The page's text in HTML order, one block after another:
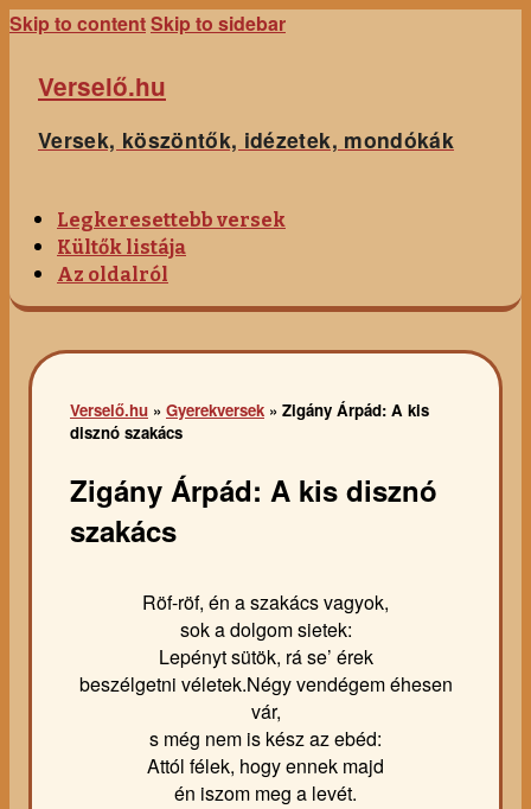
Skip to contentSkip to sidebar
Verselő.hu
Versek, köszöntők, idézetek, mondókák
Legkeresettebb versek
Kültők listája
Az oldalról
Verselő.hu » Gyerekversek » Zigány Árpád: A kis
disznó szakács
Zigány Árpád: A kis disznó
szakács
Röf-röf, én a szakács vagyok,
sok a dolgom sietek:
Lepényt sütök, rá se’ érek
beszélgetni véletek.Négy vendégem éhesen
vár,
s még nem is kész az ebéd:
Attól félek, hogy ennek majd
én iszom meg a levét.